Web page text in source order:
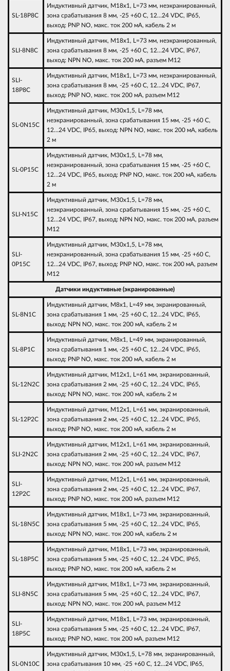
SL-18P8C
Индуктивный датчик, M18х1, L=73 мм, неэкранированный,
зона срабатывания 8 мм, -25 +60 С, 12…24 VDC, IP65,
выход: PNP NO, макс. ток 200 мА, кабель 2 м
SLI-8N8C
Индуктивный датчик, M18х1, L=73 мм, неэкранированный,
зона срабатывания 8 мм, -25 +60 С, 12…24 VDC, IP67,
выход: NPN NO, макс. ток 200 мА, разъем M12
SLI-
18P8C
Индуктивный датчик, M18х1, L=73 мм, неэкранированный,
зона срабатывания 8 мм, -25 +60 С, 12…24 VDC, IP67,
выход: PNP NO, макс. ток 200 мА, разъем M12
SL-0N15C
Индуктивный датчик, M30х1,5, L=78 мм,
неэкранированный, зона срабатывания 15 мм, -25 +60 С,
12…24 VDC, IP65, выход: NPN NO, макс. ток 200 мА, кабель
2 м
SL-0P15C
Индуктивный датчик, M30х1,5, L=78 мм,
неэкранированный, зона срабатывания 15 мм, -25 +60 С,
12…24 VDC, IP65, выход: PNP NO, макс. ток 200 мА, кабель
2 м
SLI-N15C
Индуктивный датчик, M30х1,5, L=78 мм,
неэкранированный, зона срабатывания 15 мм, -25 +60 С,
12…24 VDC, IP67, выход: NPN NO, макс. ток 200 мА, разъем
M12
SLI-
0P15C
Индуктивный датчик, M30х1,5, L=78 мм,
неэкранированный, зона срабатывания 15 мм, -25 +60 С,
12…24 VDC, IP67, выход: PNP NO, макс. ток 200 мА, разъем
M12
Датчики индуктивные (экранированные)
SL-8N1С
Индуктивный датчик, M8х1, L=49 мм, экранированный,
зона срабатывания 1 мм, -25 +60 С, 12…24 VDC, IP65,
выход: NPN NO, макс. ток 200 мА, кабель 2 м
SL-8P1C
Индуктивный датчик, M8х1, L=49 мм, экранированный,
зона срабатывания 1 мм, -25 +60 С, 12…24 VDC, IP65,
выход: PNP NO, макс. ток 200 мА, кабель 2 м
SL-12N2C
Индуктивный датчик, M12х1, L=61 мм, экранированный,
зона срабатывания 2 мм, -25 +60 С, 12…24 VDC, IP65,
выход: NPN NO, макс. ток 200 мА, кабель 2 м
SL-12P2C
Индуктивный датчик, M12х1, L=61 мм, экранированный,
зона срабатывания 2 мм, -25 +60 С, 12…24 VDC, IP65,
выход: PNP NO, макс. ток 200 мА, кабель 2 м
SLI-2N2C
Индуктивный датчик, M12х1, L=61 мм, экранированный,
зона срабатывания 2 мм, -25 +60 С, 12…24 VDC, IP67,
выход: NPN NO, макс. ток 200 мА, разъем M12
SLI-
12P2C
Индуктивный датчик, M12х1, L=61 мм, экранированный,
зона срабатывания 2 мм, -25 +60 С, 12…24 VDC, IP67,
выход: PNP NO, макс. ток 200 мА, разъем M12
SL-18N5C
Индуктивный датчик, M18х1, L=73 мм, экранированный,
зона срабатывания 5 мм, -25 +60 С, 12…24 VDC, IP65,
выход: NPN NO, макс. ток 200 мА, кабель 2 м
SL-18P5C
Индуктивный датчик, M18х1, L=73 мм, экранированный,
зона срабатывания 5 мм, -25 +60 С, 12…24 VDC, IP65,
выход: PNP NO, макс. ток 200 мА, кабель 2 м
SLI-8N5C
Индуктивный датчик, M18х1, L=73 мм, экранированный,
зона срабатывания 5 мм, -25 +60 С, 12…24 VDC, IP67,
выход: NPN NO, макс. ток 200 мА, разъем M12
SLI-
18P5C
Индуктивный датчик, M18х1, L=73 мм, экранированный,
зона срабатывания 5 мм, -25 +60 С, 12…24 VDC, IP67,
выход: PNP NO, макс. ток 200 мА, разъем M12
SL-0N10C
Индуктивный датчик, M30х1,5, L=78 мм, экранированный,
зона срабатывания 10 мм, -25 +60 С, 12…24 VDC, IP65,